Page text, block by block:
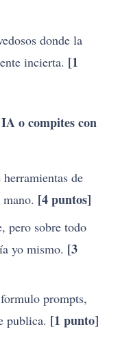
donde la
incierta. [1
o compites con
de
[4 puntos]
pero sobre todo
yo mismo. [3
prompts,
publica. [1 punto]